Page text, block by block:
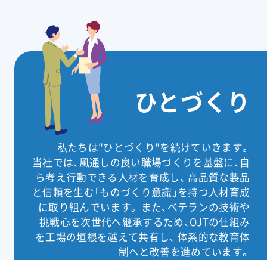
ひとづくり
私たちは"ひとづくり"を続けていきます。
当社では、風通しの良い職場づくりを基盤に、自
ら考え行動できる人材を育成し、 高品質な製品
と信頼を生む「ものづくり意識」を持つ人材育成
に取り組んでいます。 また、ベテランの技術や
挑戦心を次世代へ継承するため、OJTの仕組み
を工場の垣根を越えて共有し、 体系的な教育体
制へと改善を進めています。